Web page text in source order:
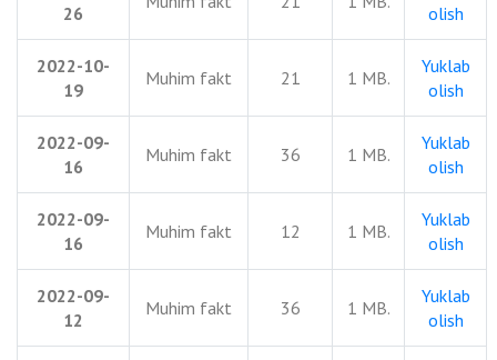
26
olish
2022-10-
19
Muhim fakt 21 1 MB.
Yuklab
olish
2022-09-
16
Muhim fakt 36 1 MB.
Yuklab
olish
2022-09-
16
Muhim fakt 12 1 MB.
Yuklab
olish
2022-09-
12
Muhim fakt 36 1 MB.
Yuklab
olish